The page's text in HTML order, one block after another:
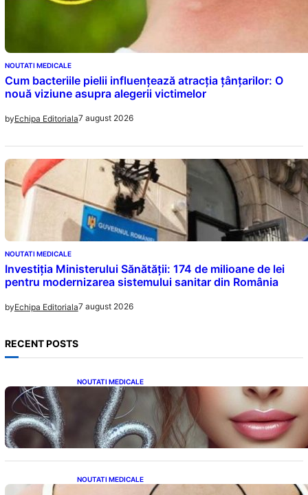
NOUTATI MEDICALE
Cum bacteriile pielii influențează atracția țânțarilor: O
nouă viziune asupra alegerii victimelor
byEchipa Editoriala7 august 2026
NOUTATI MEDICALE
Investiția Ministerului Sănătății: 174 de milioane de lei
pentru modernizarea sistemului sanitar din România
byEchipa Editoriala7 august 2026
RECENT POSTS
NOUTATI MEDICALE
Influența lui Venus: Dragoste, Noroc și
Oportunități pentru Tauri și Balanțe în
Weekendul 8-9 August
NOUTATI MEDICALE